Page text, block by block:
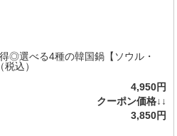
◎選べる4種の韓国鍋【ソウル・
込）
4,950円
クーポン価格↓↓
3,850円